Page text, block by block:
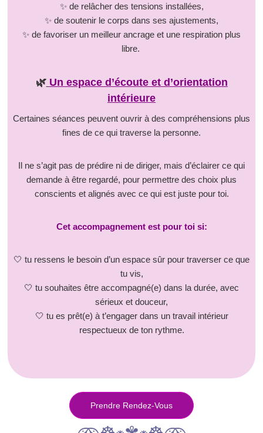
✨ de relâcher des tensions installées,
✨ de soutenir le corps dans ses ajustements,
✨ de favoriser un meilleur ancrage et une respiration plus
libre.
🌿 Un espace d’écoute et d’orientation
intérieure
Certaines séances peuvent ouvrir à des compréhensions plus
fines de ce qui traverse la personne.
Il ne s’agit pas de prédire ni de diriger, mais d’éclairer ce qui
demande à être regardé, pour permettre des choix plus
conscients et alignés avec ce qui est juste pour toi.
Cet accompagnement est pour toi si:
🤍 tu ressens le besoin d’un espace sûr pour traverser ce que
tu vis,
🤍 tu souhaites être accompagné(e) dans la durée, avec
sérieux et douceur,
🤍 tu es prêt(e) à t’engager dans un travail intérieur
respectueux de ton rythme.
Prendre Rendez-Vous